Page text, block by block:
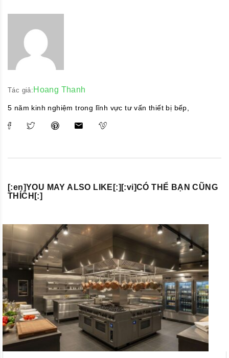
Tác giả: Hoang Thanh
5 năm kinh nghiệm trong lĩnh vực tư vấn thiết bị bếp,
[:en]YOU MAY ALSO LIKE[:][:vi]CÓ THỂ BẠN CŨNG
THÍCH[:]